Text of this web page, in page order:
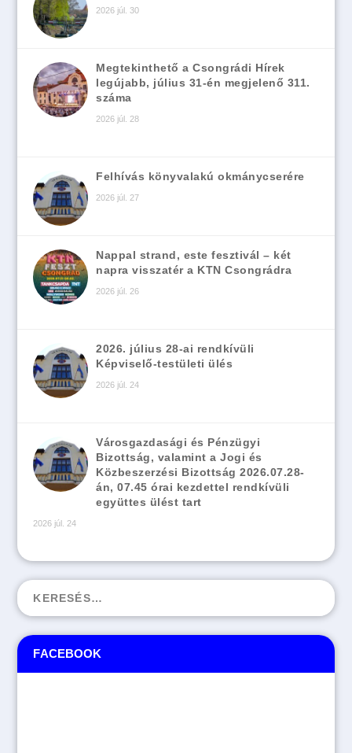
FACEBOOK
2026 júl. 30
Megtekinthető a Csongrádi Hírek
legújabb, július 31-én megjelenő 311.
száma
2026 júl. 28
Felhívás könyvalakú okmánycserére
2026 júl. 27
Nappal strand, este fesztivál – két
napra visszatér a KTN Csongrádra
2026 júl. 26
2026. július 28-ai rendkívüli
Képviselő-testületi ülés
2026 júl. 24
Városgazdasági és Pénzügyi
Bizottság, valamint a Jogi és
Közbeszerzési Bizottság 2026.07.28-
án, 07.45 órai kezdettel rendkívüli
együttes ülést tart
2026 júl. 24